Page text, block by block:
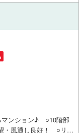
マンション♪ ○10階部
・風通し良好！ ○リビ